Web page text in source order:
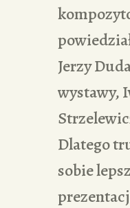
Jerzy
wystawy,
Dlatego
sobie